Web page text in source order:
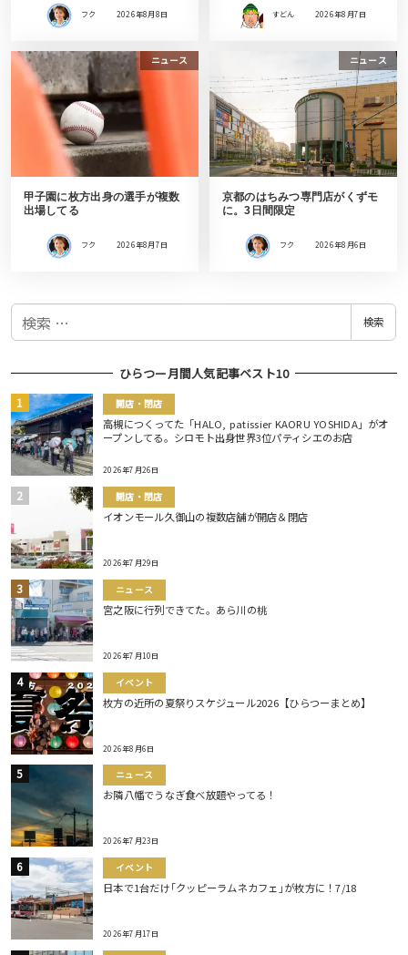
フク 2026年8月8日 すどん 2026年8月7日
ニュース
甲子園に枚方出身の選手が複数
出場してる
フク 2026年8月7日
ニュース
京都のはちみつ専門店がくずモ
に。3日間限定
フク 2026年8月6日
検
検索
ひらつー月間人気記事ベスト10
開店・閉店
高槻につくってた「HALO, patissier KAORU YOSHIDA」がオ
ープンしてる。シロモト出身世界3位パティシエのお店
2026年7月26日
開店・閉店
イオンモール久御山の複数店舗が開店＆閉店
2026年7月29日
ニュース
宮之阪に行列できてた。あら川の桃
2026年7月10日
イベント
枚方の近所の夏祭りスケジュール2026【ひらつーまとめ】
2026年8月6日
ニュース
お隣八幡でうなぎ食べ放題やってる！
2026年7月23日
イベント
日本で1台だけ｢クッピーラムネカフェ｣が枚方に！7/18
2026年7月17日